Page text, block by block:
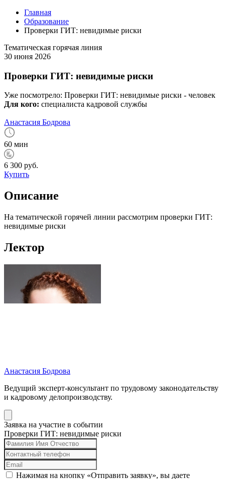
Главная
Образование
Проверки ГИТ: невидимые риски
Тематическая горячая линия
30 июня 2026
Проверки ГИТ: невидимые риски
Уже посмотрело: Проверки ГИТ: невидимые риски - человек
Для кого: специалиста кадровой службы
Анастасия Бодрова
60 мин
6 300 руб.
Купить
Описание
На тематической горячей линии рассмотрим проверки ГИТ:
невидимые риски
Лектор
Анастасия Бодрова
Ведущий эксперт-консультант по трудовому законодательству
и кадровому делопроизводству.
Заявка на участие в событии
Проверки ГИТ: невидимые риски
Нажимая на кнопку «Отправить заявку», вы даете